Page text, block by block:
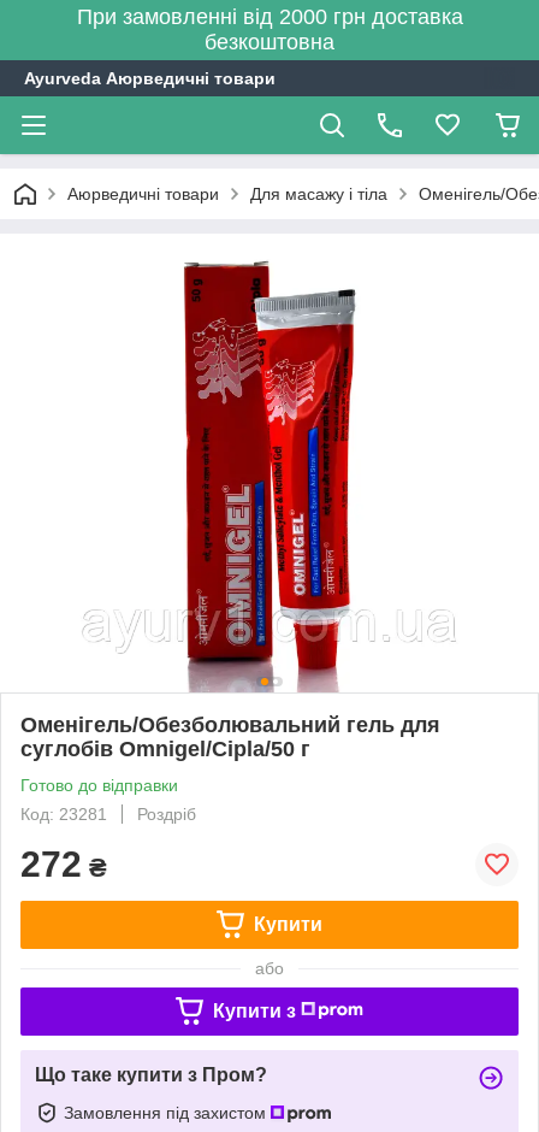
При замовленні від 2000 грн доставка
безкоштовна
Ayurveda Аюрведичні товари
Аюрведичні товари Для масажу і тіла Оменігель/
Оменігель/Обезболювальний гель для
суглобів Omnigel/Cipla/50 г
Готово до відправки
Код: 23281
Роздріб
272 ₴
Купити
або
Купити з
Що таке купити з Пром?
Замовлення під захистом